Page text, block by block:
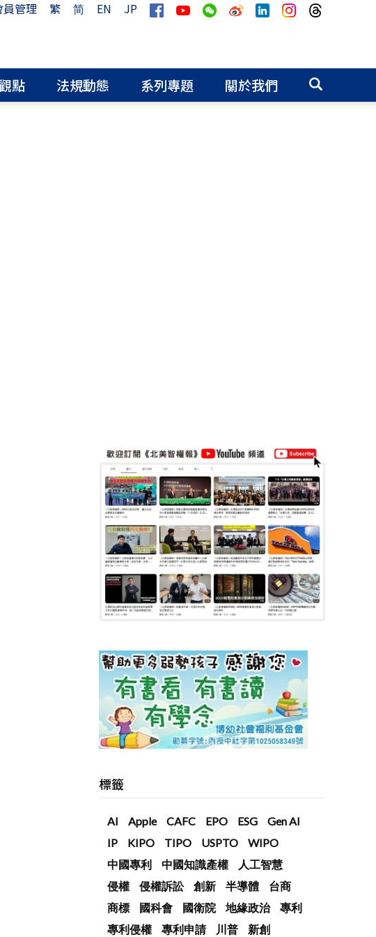
管理 繁 简 EN
JP
點 法規動態 系列專題 關於我們
標籤
AI Apple CAFC EPO ESG
Gen AI
IP
KIPO TIPO USPTO
WIPO
中國專利
中國知識產權
人工智慧
侵權
侵權訴訟 創新 半導體
台商
商標
國科會 國衛院 地緣政治
專利
專利侵權
專利申請 川普 新創